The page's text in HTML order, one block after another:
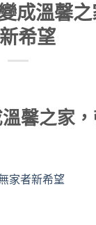
成溫馨
希望
馨之家
家者新希望